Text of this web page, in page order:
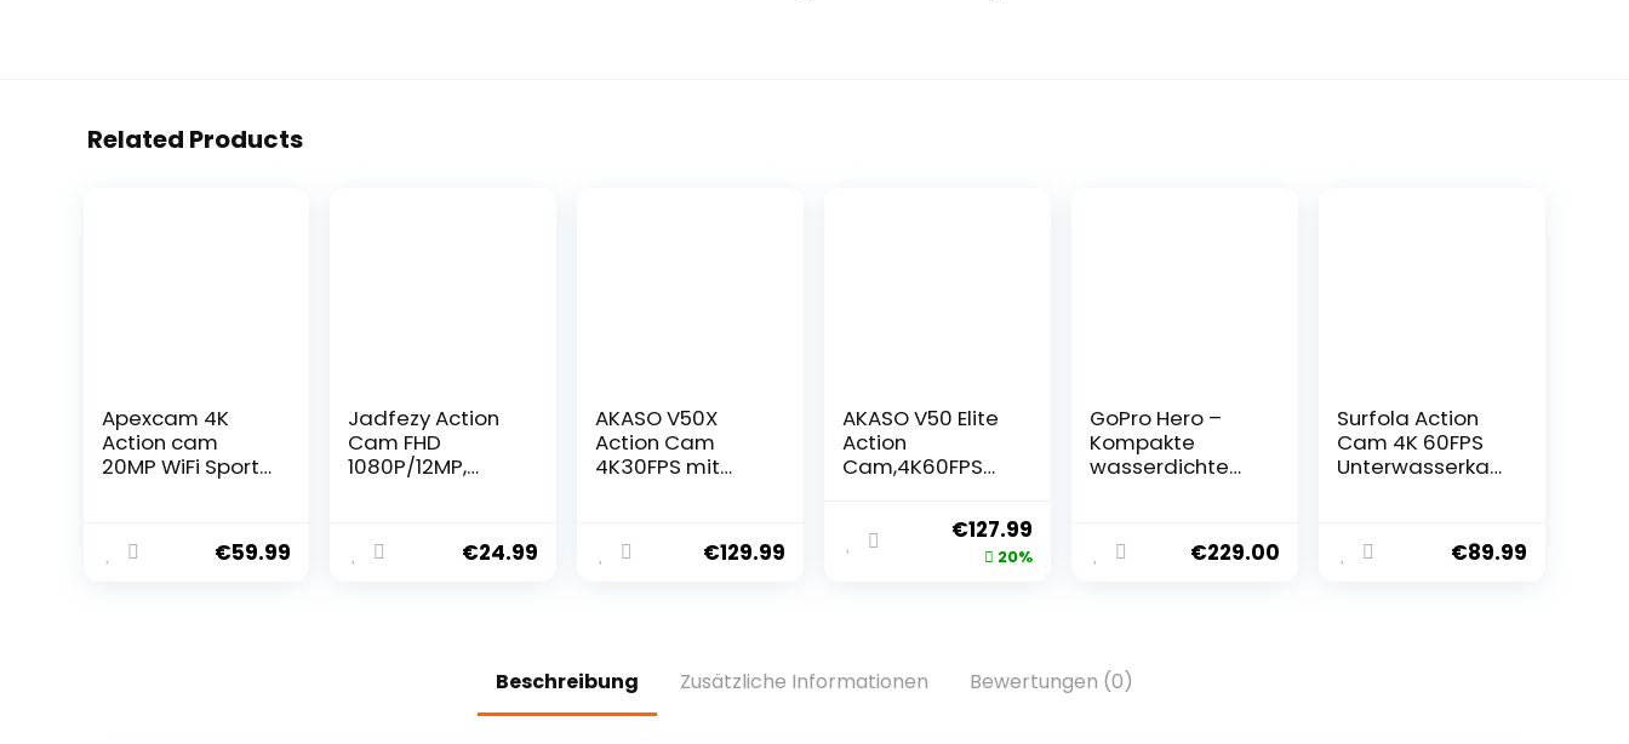
Related Products
Apexcam 4K
Action cam
20MP WiFi Sports
mera 40m 170 °
Weitwinkel 2.4G
€59.99
Jadfezy Action
Cam FHD
1080P/12MP,
wasserdicht bis
30M, 140 Grad
wiederaufladba
€24.99
AKASO V50X
Action Cam
4K30FPS mit
Unterwasserka
mera WiFi 40M
Fernbedienung,
Sportkamera
€129.99
AKASO V50 Elite
Action
Cam,4K60FPS
Unterwasserka
mera mit 64GB
U3
Sportkamera 8X
€127.99
20%
GoPro Hero –
Kompakte
wasserdichte
HD-Video, 12 MP
Foto,
€229.00
Surfola Action
Cam 4K 60FPS
Unterwasserka
Kamera, 170°
Einstellbarer
€89.99
Beschreibung Zusätzliche Informationen Bewertungen (0)